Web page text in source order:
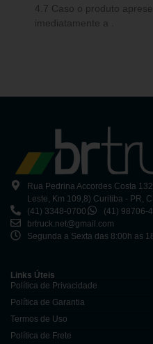
4.7 Caso o produto
imediatamente a .
Rua Pedrina Accordes Costa
Leste, Km 109,8) Curitiba - PR,
(41) 3348-0700
(41) 98706-
brtruck.net@gmail.com
Segunda a Sexta das 8:00h as
Links Úteis
Política de Privacidade
Política de Garantia
Termos de Uso
Política de Frete